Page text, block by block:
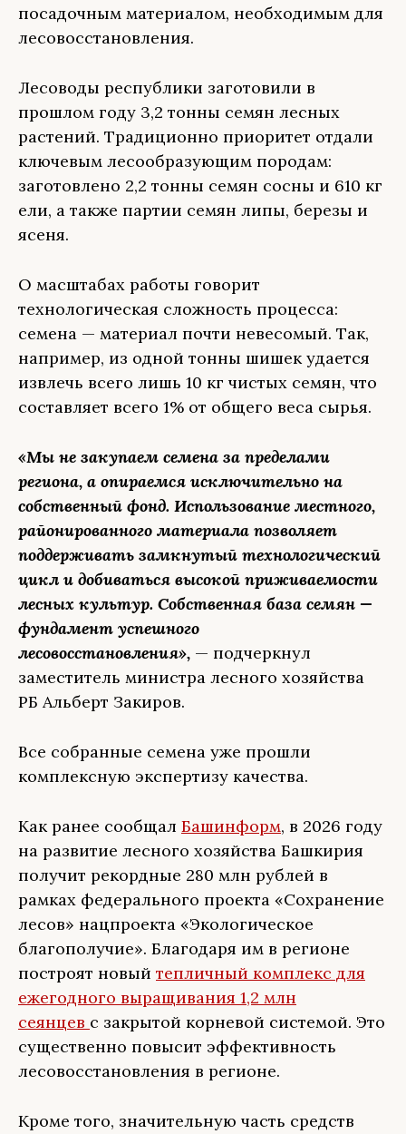
посадочным материалом, необходимым для
лесовосстановления.
Лесоводы республики заготовили в
прошлом году 3,2 тонны семян лесных
растений. Традиционно приоритет отдали
ключевым лесообразующим породам:
заготовлено 2,2 тонны семян сосны и 610 кг
ели, а также партии семян липы, березы и
ясеня.
О масштабах работы говорит
технологическая сложность процесса:
семена — материал почти невесомый. Так,
например, из одной тонны шишек удается
извлечь всего лишь 10 кг чистых семян, что
составляет всего 1% от общего веса сырья.
«Мы не закупаем семена за пределами
региона, а опираемся исключительно на
собственный фонд. Использование местного,
районированного материала позволяет
поддерживать замкнутый технологический
цикл и добиваться высокой приживаемости
лесных культур. Собственная база семян —
фундамент успешного
лесовосстановления», — подчеркнул
заместитель министра лесного хозяйства
РБ Альберт Закиров.
Все собранные семена уже прошли
комплексную экспертизу качества.
Как ранее сообщал Башинформ, в 2026 году
на развитие лесного хозяйства Башкирия
получит рекордные 280 млн рублей в
рамках федерального проекта «Сохранение
лесов» нацпроекта «Экологическое
благополучие». Благодаря им в регионе
построят новый тепличный комплекс для
ежегодного выращивания 1,2 млн
сеянцев с закрытой корневой системой. Это
существенно повысит эффективность
лесовосстановления в регионе.
Кроме того, значительную часть средств